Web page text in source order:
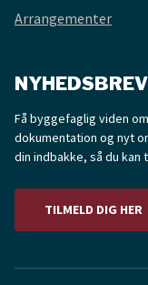
Arrangementer
NYHEDSBREV
Få byggefaglig viden
dokumentation og nyt
din indbakke, så du
TILMELD DIG HER